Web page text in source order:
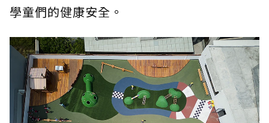
學童們的健康安全。